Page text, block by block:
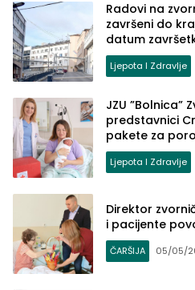
Radovi na
završeni do
datum
godine
Ljepota I Zdravlje
JZU ”Bolnica”
predstavnici
pakete za
Ljepota I Zdravlje
Direktor
i pacijente
ČARŠIJA 05/05/